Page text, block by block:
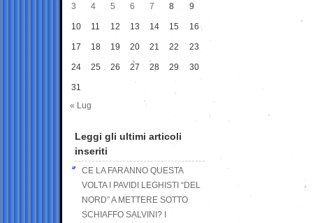
3 4 5 6 7 8 9
10 11 12 13 14 15 16
17 18 19 20 21 22 23
24 25 26 27 28 29 30
31
« Lug
Leggi gli ultimi articoli
inseriti
CE LA FARANNO QUESTA
VOLTA I PAVIDI LEGHISTI “DEL
NORD” A METTERE SOTTO
SCHIAFFO SALVINI? I